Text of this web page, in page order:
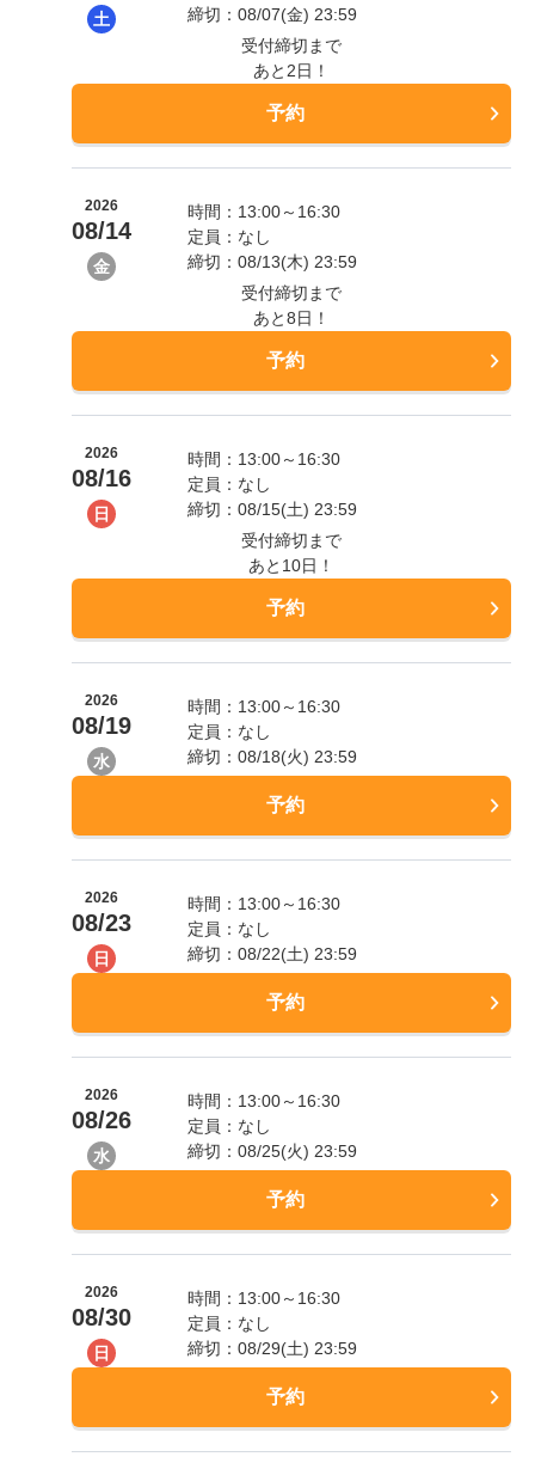
土
締切：08/07(金) 23:59
受付締切まで
あと2日！
予約
2026
08/14
金
時間：13:00～16:30
定員：なし
締切：08/13(木) 23:59
受付締切まで
あと8日！
予約
2026
08/16
日
時間：13:00～16:30
定員：なし
締切：08/15(土) 23:59
受付締切まで
あと10日！
予約
2026
08/19
水
時間：13:00～16:30
定員：なし
締切：08/18(火) 23:59
予約
2026
08/23
日
時間：13:00～16:30
定員：なし
締切：08/22(土) 23:59
予約
2026
08/26
水
時間：13:00～16:30
定員：なし
締切：08/25(火) 23:59
予約
2026
08/30
日
時間：13:00～16:30
定員：なし
締切：08/29(土) 23:59
予約